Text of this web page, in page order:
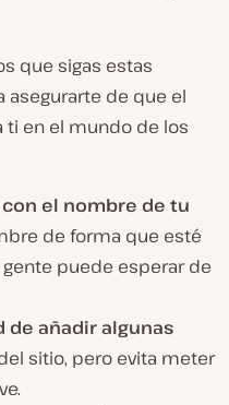
que sigas estas
asegurarte de que el
en el mundo de los
el nombre de tu
de forma que esté
puede esperar de
de añadir algunas
sitio, pero evita meter